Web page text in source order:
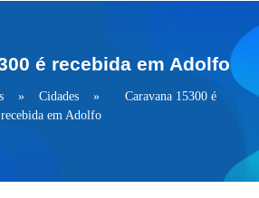
é recebida em Adolfo
» Cidades »
Caravana 15300 é
recebida em Adolfo